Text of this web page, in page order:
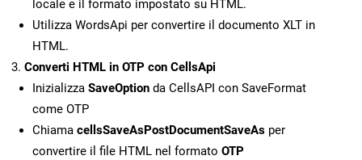
locale e il formato impostato su HTML.
Utilizza WordsApi per convertire il documento XLT in
HTML.
Converti HTML in OTP con CellsApi
Inizializza SaveOption da CellsAPI con SaveFormat
come OTP
Chiama cellsSaveAsPostDocumentSaveAs per
convertire il file HTML nel formato OTP